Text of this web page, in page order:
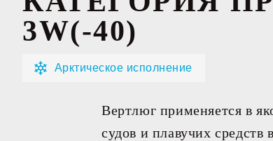
3W(-40)
Арктическое исполнение
Вертлюг применяется в
судов и плавучих средств